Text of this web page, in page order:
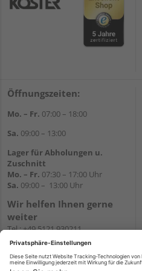
Öffnungszeiten:
Mo. – Fr. 07:00 – 18:00
Sa. 09:00 – 13:00
Lager für Abholungen u.
Zuschnitt
Mo. – Fr. 07:30 – 17:00 Uhr
Sa. 09:00 – 13:00 Uhr
Wir helfen Ihnen gerne
weiter
Tel.:+49 5121 930211
E-Mail:holzlandshop@holzland-
Newsletter